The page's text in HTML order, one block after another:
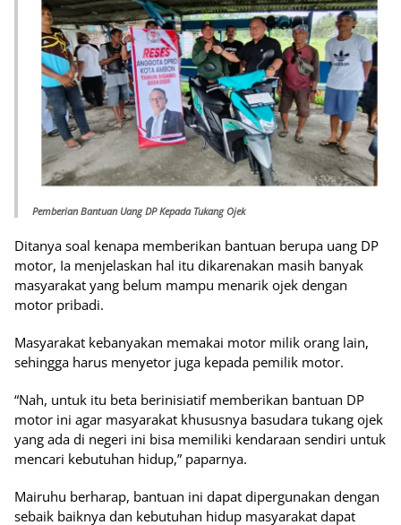
Pemberian Bantuan Uang DP Kepada Tukang Ojek
Ditanya soal kenapa memberikan bantuan berupa uang DP
motor, Ia menjelaskan hal itu dikarenakan masih banyak
masyarakat yang belum mampu menarik ojek dengan
motor pribadi.
Masyarakat kebanyakan memakai motor milik orang lain,
sehingga harus menyetor juga kepada pemilik motor.
“Nah, untuk itu beta berinisiatif memberikan bantuan DP
motor ini agar masyarakat khususnya basudara tukang ojek
yang ada di negeri ini bisa memiliki kendaraan sendiri untuk
mencari kebutuhan hidup,” paparnya.
Mairuhu berharap, bantuan ini dapat dipergunakan dengan
sebaik baiknya dan kebutuhan hidup masyarakat dapat